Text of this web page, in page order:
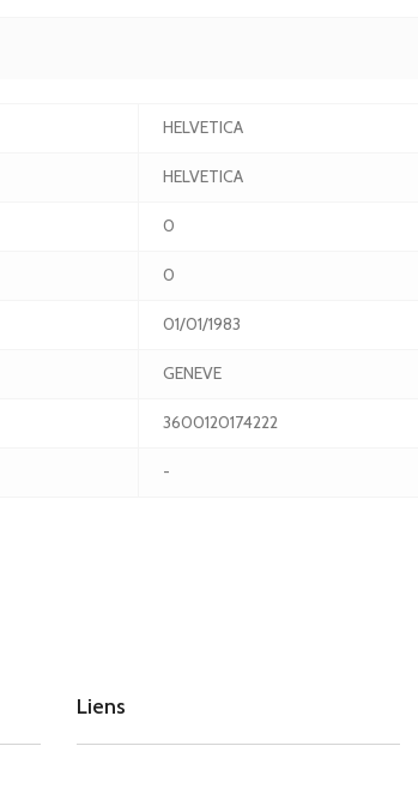
HELVETICA
HELVETICA
0
0
01/01/1983
GENEVE
3600120174222
-
Liens